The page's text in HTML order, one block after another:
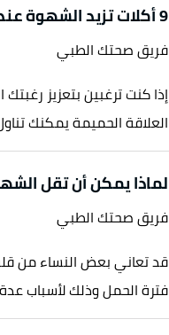
9 أكلات تزيد الشهوة عند المرأة
فريق صحتك الطبي
إذا كنت ترغبين بتعزيز
العلاقة الحميمة يمكنك
لماذا يمكن أن تقل
فريق صحتك الطبي
قد تعاني بعض النساء من
فترة الحمل وذلك لأسباب